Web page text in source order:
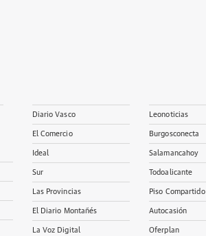
Diario Vasco
El Comercio
Ideal
Sur
Las Provincias
El Diario Montañés
La Voz Digital
Leonoticias
Burgosconecta
Salamancahoy
Todoalicante
Piso Compartido
Autocasión
Oferplan